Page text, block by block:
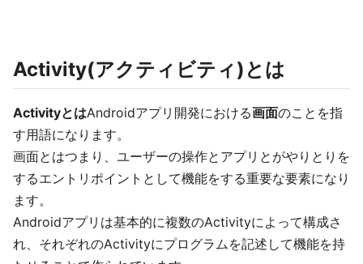
Activity(アクティビティ)とは
ActivityとはAndroidアプリ開発における画面のことを指
す用語になります。
画面とはつまり、ユーザーの操作とアプリとがやりとりを
するエントリポイントとして機能をする重要な要素になり
ます。
Androidアプリは基本的に複数のActivityによって構成さ
れ、それぞれのActivityにプログラムを記述して機能を持